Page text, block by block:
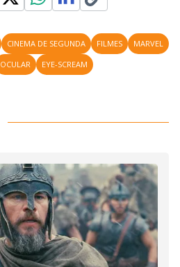
CINEMA DE SEGUNDA FILMES
MARVEL
OCULAR EYE-SCREAM